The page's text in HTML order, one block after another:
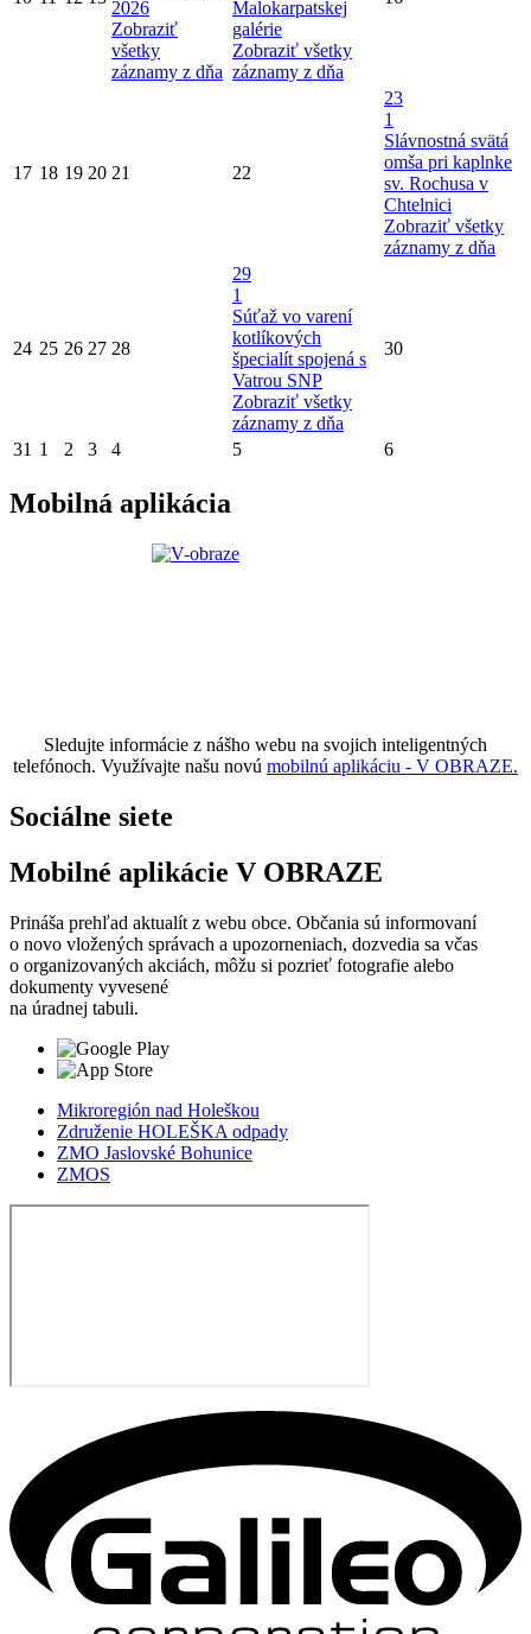
2026
Zobraziť
všetky
záznamy z dňa
Malokarpatskej
galérie
Zobraziť všetky
záznamy z dňa
17 18 19 20 21 22
23
1
Slávnostná svätá
omša pri kaplnke
sv. Rochusa v
Chtelnici
Zobraziť všetky
záznamy z dňa
24 25 26 27 28
29
1
Súťaž vo varení
kotlíkových
špecialít spojená s
Vatrou SNP
Zobraziť všetky
záznamy z dňa
30
31 1 2 3 4 5 6
Mobilná aplikácia
Sledujte informácie z nášho webu na svojich inteligentných
telefónoch. Využívajte našu novú mobilnú aplikáciu - V OBRAZE.
Sociálne siete
Mobilné aplikácie V OBRAZE
Prináša prehľad aktualít z webu obce. Občania sú informovaní
o novo vložených správach a upozorneniach, dozvedia sa včas
o organizovaných akciách, môžu si pozrieť fotografie alebo
dokumenty vyvesené
na úradnej tabuli.
Mikroregión nad Holeškou
Združenie HOLEŠKA odpady
ZMO Jaslovské Bohunice
ZMOS